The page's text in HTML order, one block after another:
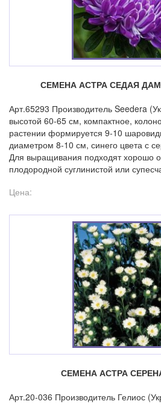
СЕМЕНА АСТРА СЕДАЯ
Арт.65293 Производитель Seedera
высотой 60-65 см, компактное,
растении формируется 9-10
диаметром 8-10 см, синего цвета с
Для выращивания подходят хорошо
плодородной суглинистой или
Цена:
СЕМЕНА АСТРА
Арт.20-036 Производитель Гелиос